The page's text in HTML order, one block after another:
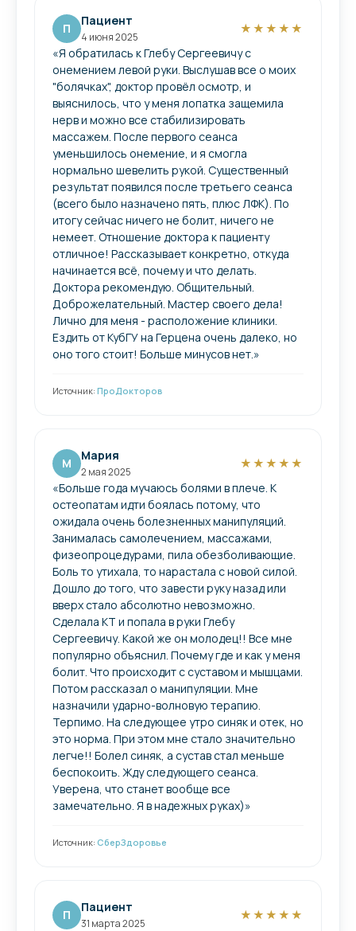
П Пациент
4 июня 2025
★★★★★
«Я обратилась к Глебу Сергеевичу с
онемением левой руки. Выслушав все о моих
"болячках", доктор провёл осмотр, и
выяснилось, что у меня лопатка защемила
нерв и можно все стабилизировать
массажем​. После первого сеанса
уменьшилось онемение, и я смогла
нормально шевелить рукой. Существенный
результат появился после третьего сеанса
(всего было назначено пять, плюс ЛФК). По
итогу сейчас ничего не болит, ничего не
немеет. Отношение доктора к пациенту
отличное! Рассказывает конкретно, откуда
начинается всё, почему и что делать.
Доктора рекомендую. Общительный.
Доброжелательный. Мастер своего дела!
Лично для меня - расположение клиники.
Ездить от КубГУ на Герцена очень далеко, но
оно того стоит! Больше минусов нет.»
Источник: ПроДокторов
М Мария
2 мая 2025
★★★★★
«Больше года мучаюсь болями в плече. К
остеопатам идти боялась потому, что
ожидала очень болезненных манипуляций.
Занималась самолечением, массажами,
физеопроцедурами, пила обезболивающие.
Боль то утихала, то нарастала с новой силой.
Дошло до того, что завести руку назад или
вверх стало абсолютно невозможно.
Сделала КТ и попала в руки Глебу
Сергеевичу. Какой же он молодец!! Все мне
популярно объяснил. Почему где и как у меня
болит. Что происходит с суставом и мышцами.
Потом рассказал о манипуляции. Мне
назначили ударно-волновую терапию.
Терпимо. На следующее утро синяк и отек, но
это норма. При этом мне стало значительно
легче!! Болел синяк, а сустав стал меньше
беспокоить. Жду следующего сеанса.
Уверена, что станет вообще все
замечательно. Я в надежных руках)»
Источник: СберЗдоровье
П Пациент
31 марта 2025
★★★★★